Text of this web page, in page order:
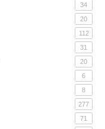
34
20
112
31
20
6
8
277
71